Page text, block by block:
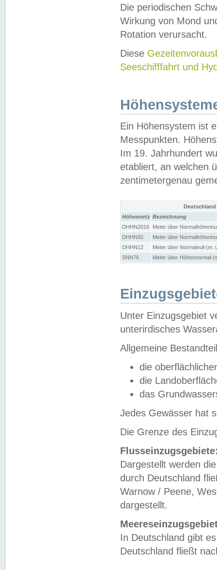
Die periodischen
Wirkung von Mond
Rotation verursacht.
Diese
Seeschifffahrt und
Ein Höhensystem ist
Messpunkten.
Im 19. Jahrhundert
etabliert, an welchen
zentimetergenau
Höhennetz Bezeichnung
DHHN2016
Meter über
DHHN92
Meter über
DHHN12
Meter über Normalnull (m.
SNN76
Meter über Höhennormal
Unter Einzugsgebiet
unterirdisches
Allgemeine
die
die
das
Jedes Gewässer hat
Die Grenze des
Dargestellt werden
durch Deutschland
Warnow / Peene,
dargestellt.
In Deutschland gibt
Deutschland fließt